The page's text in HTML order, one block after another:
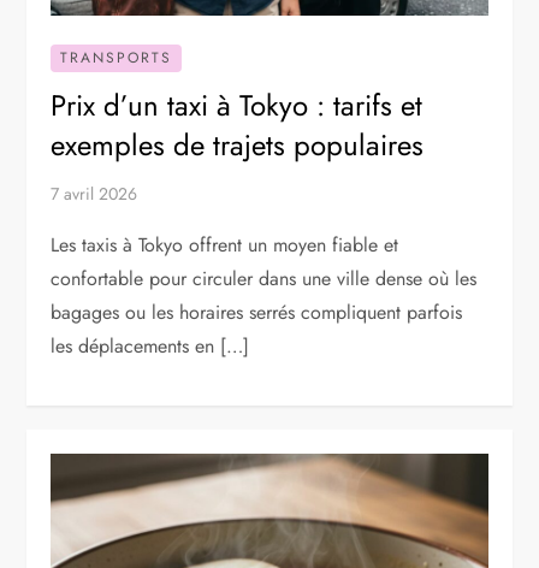
TRANSPORTS
Prix d’un taxi à Tokyo : tarifs et
exemples de trajets populaires
7 avril 2026
Les taxis à Tokyo offrent un moyen fiable et
confortable pour circuler dans une ville dense où les
bagages ou les horaires serrés compliquent parfois
les déplacements en […]